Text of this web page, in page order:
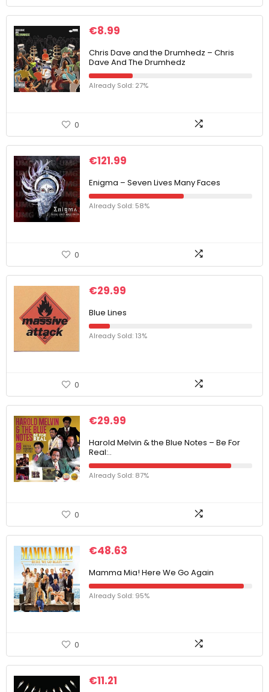
€8.99
Chris Dave and the Drumhedz – Chris
Dave And The Drumhedz
Already Sold: 27%
0
€121.99
Enigma – Seven Lives Many Faces
Already Sold: 58%
0
€29.99
Blue Lines
Already Sold: 13%
0
€29.99
Harold Melvin & the Blue Notes – Be For
Real:..
Already Sold: 87%
0
€48.63
Mamma Mia! Here We Go Again
Already Sold: 95%
0
€11.21